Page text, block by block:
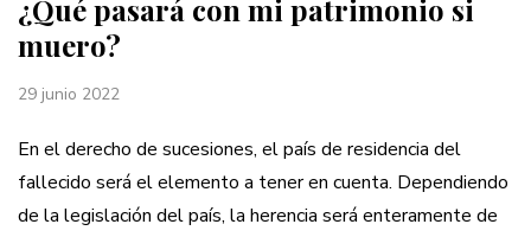
¿Qué pasará con mi patrimonio si
muero?
29 junio 2022
En el derecho de sucesiones, el país de residencia del
fallecido será el elemento a tener en cuenta. Dependiendo
de la legislación del país, la herencia será enteramente de